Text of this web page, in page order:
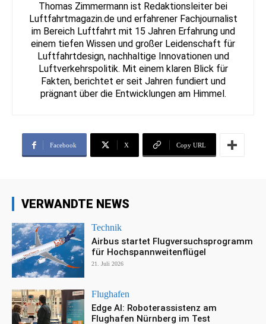
Thomas Zimmermann ist Redaktionsleiter bei
Luftfahrtmagazin.de und erfahrener Fachjournalist
im Bereich Luftfahrt mit 15 Jahren Erfahrung und
einem tiefen Wissen und großer Leidenschaft für
Luftfahrtdesign, nachhaltige Innovationen und
Luftverkehrspolitik. Mit einem klaren Blick für
Fakten, berichtet er seit Jahren fundiert und
prägnant über die Entwicklungen am Himmel.
Facebook X Copy URL
VERWANDTE NEWS
Technik
Airbus startet Flugversuchsprogramm
für Hochspannweitenflügel
21. Juli 2026
Flughafen
Edge AI: Roboterassistenz am
Flughafen Nürnberg im Test